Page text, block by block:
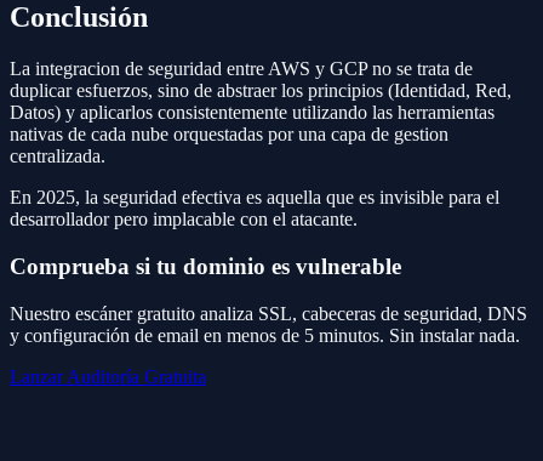
Conclusión
La integracion de seguridad entre AWS y GCP no se trata de
duplicar esfuerzos, sino de abstraer los principios (Identidad, Red,
Datos) y aplicarlos consistentemente utilizando las herramientas
nativas de cada nube orquestadas por una capa de gestion
centralizada.
En 2025, la seguridad efectiva es aquella que es invisible para el
desarrollador pero implacable con el atacante.
Comprueba si tu dominio es vulnerable
Nuestro escáner gratuito analiza SSL, cabeceras de seguridad, DNS
y configuración de email en menos de 5 minutos. Sin instalar nada.
Lanzar Auditoría Gratuita